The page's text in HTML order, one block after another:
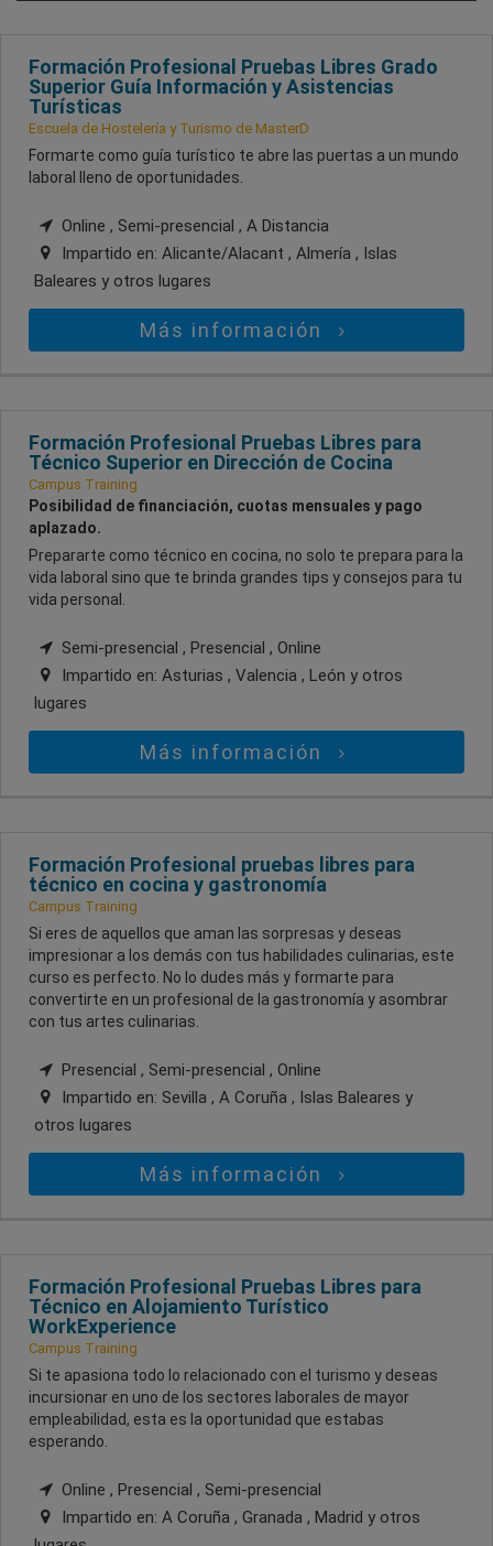
Formación Profesional Pruebas Libres Grado
Superior Guía Información y Asistencias
Turísticas
Escuela de Hostelería y Turismo de MasterD
Formarte como guía turístico te abre las puertas a un mundo
laboral lleno de oportunidades.
Online , Semi-presencial , A Distancia
Impartido en: Alicante/Alacant , Almería , Islas
Baleares y otros lugares
Más información
Formación Profesional Pruebas Libres para
Técnico Superior en Dirección de Cocina
Campus Training
Posibilidad de financiación, cuotas mensuales y pago
aplazado.
Prepararte como técnico en cocina, no solo te prepara para la
vida laboral sino que te brinda grandes tips y consejos para tu
vida personal.
Semi-presencial , Presencial , Online
Impartido en: Asturias , Valencia , León y otros
lugares
Más información
Formación Profesional pruebas libres para
técnico en cocina y gastronomía
Campus Training
Si eres de aquellos que aman las sorpresas y deseas
impresionar a los demás con tus habilidades culinarias, este
curso es perfecto. No lo dudes más y formarte para
convertirte en un profesional de la gastronomía y asombrar
con tus artes culinarias.
Presencial , Semi-presencial , Online
Impartido en: Sevilla , A Coruña , Islas Baleares y
otros lugares
Más información
Formación Profesional Pruebas Libres para
Técnico en Alojamiento Turístico
WorkExperience
Campus Training
Si te apasiona todo lo relacionado con el turismo y deseas
incursionar en uno de los sectores laborales de mayor
empleabilidad, esta es la oportunidad que estabas
esperando.
Online , Presencial , Semi-presencial
Impartido en: A Coruña , Granada , Madrid y otros